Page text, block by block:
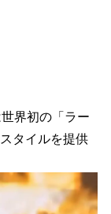
界初の「ラー
タイルを提供